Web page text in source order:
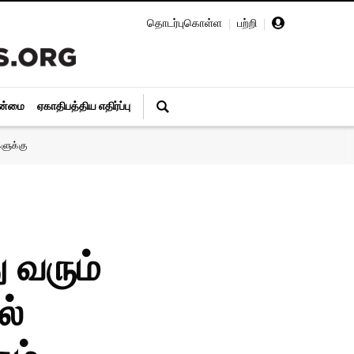
தொடர்புகொள்ள | பற்றி |
ஏகாதிபத்திய எதிர்ப்பு